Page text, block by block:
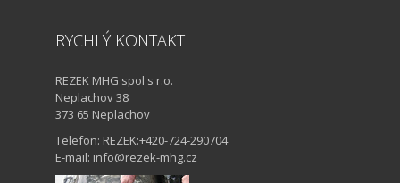
RYCHLÝ KONTAKT
REZEK MHG spol s r.o.
Neplachov 38
373 65 Neplachov
Telefon: REZEK:+420-724-290704
E-mail: info@rezek-mhg.cz